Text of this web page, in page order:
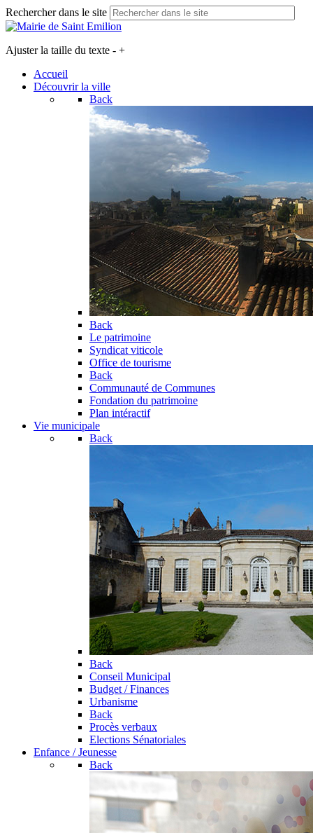
Rechercher dans le site
Ajuster la taille du texte - +
Accueil
Découvrir la ville
Back
Back
Le patrimoine
Syndicat viticole
Office de tourisme
Back
Communauté de Communes
Fondation du patrimoine
Plan intéractif
Vie municipale
Back
Back
Conseil Municipal
Budget / Finances
Urbanisme
Back
Procès verbaux
Elections Sénatoriales
Enfance / Jeunesse
Back